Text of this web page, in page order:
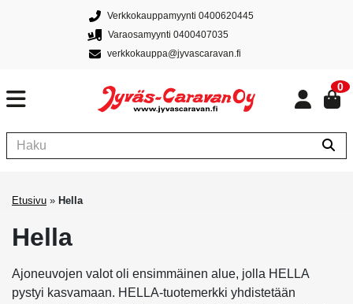
Verkkokauppamyynti 0400620445
Varaosamyynti 0400407035
verkkokauppa@jyvascaravan.fi
0
Etusivu » Hella
Hella
Ajoneuvojen valot oli ensimmäinen alue, jolla HELLA
pystyi kasvamaan. HELLA-tuotemerkki yhdistetään